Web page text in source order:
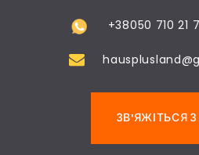
+38050 710 21
ЗВ'ЯЖІТЬСЯ